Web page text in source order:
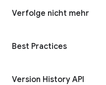
Verfolge nicht mehr
Best Practices
Version History API